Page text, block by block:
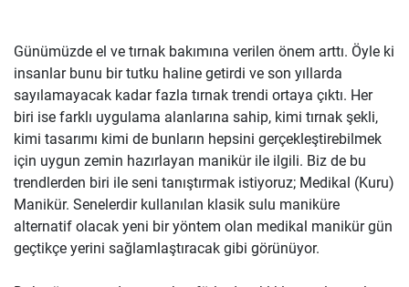
Günümüzde el ve tırnak bakımına verilen önem arttı. Öyle ki
insanlar bunu bir tutku haline getirdi ve son yıllarda
sayılamayacak kadar fazla tırnak trendi ortaya çıktı. Her
biri ise farklı uygulama alanlarına sahip, kimi tırnak şekli,
kimi tasarımı kimi de bunların hepsini gerçekleştirebilmek
için uygun zemin hazırlayan manikür ile ilgili. Biz de bu
trendlerden biri ile seni tanıştırmak istiyoruz; Medikal (Kuru)
Manikür. Senelerdir kullanılan klasik sulu maniküre
alternatif olacak yeni bir yöntem olan medikal manikür gün
geçtikçe yerini sağlamlaştıracak gibi görünüyor.